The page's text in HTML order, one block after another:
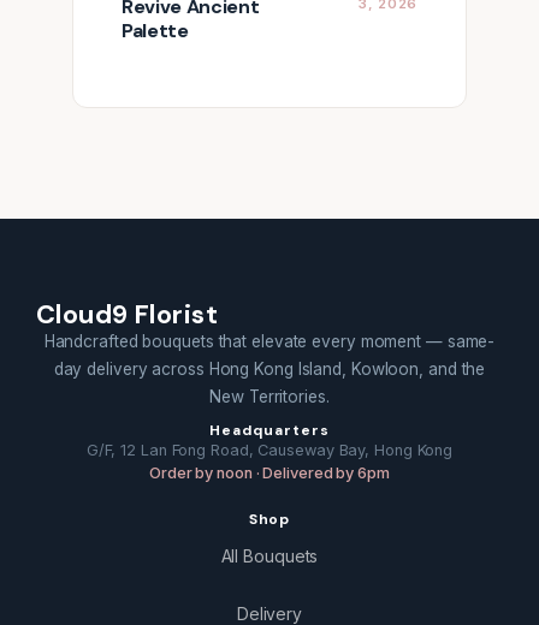
Revive Ancient
Palette
Cloud9 Florist
Handcrafted bouquets that elevate every moment — same-
day delivery across Hong Kong Island, Kowloon, and the
New Territories.
Headquarters
G/F, 12 Lan Fong Road, Causeway Bay, Hong Kong
Order by noon · Delivered by 6pm
Shop
All Bouquets
Delivery